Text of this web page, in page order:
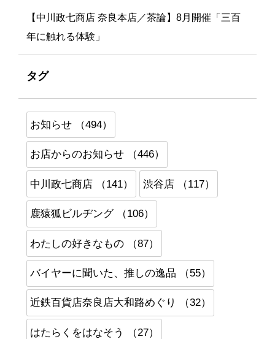
【中川政七商店 奈良本店／茶論】8月開催「三百
年に触れる体験」
タグ
お知らせ （494）
お店からのお知らせ （446）
中川政七商店 （141） 渋谷店 （117）
鹿猿狐ビルヂング （106）
わたしの好きなもの （87）
バイヤーに聞いた、推しの逸品 （55）
近鉄百貨店奈良店大和路めぐり （32）
はたらくをはなそう （27）